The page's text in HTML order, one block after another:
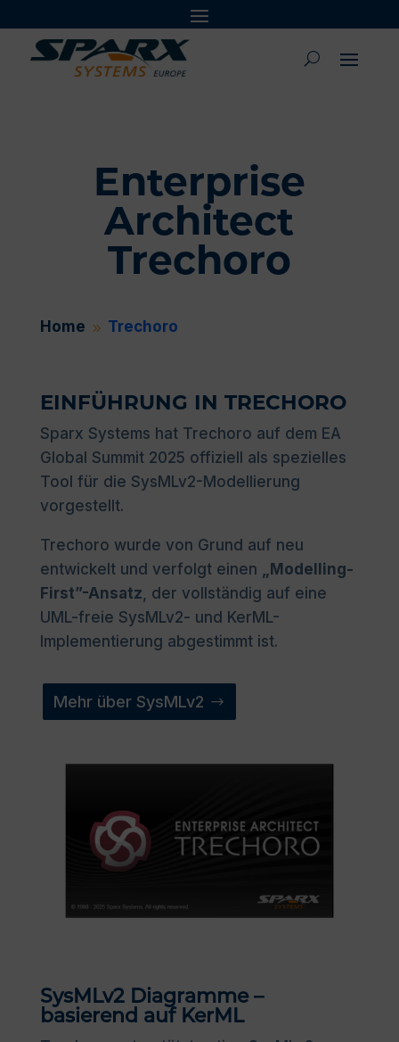
Enterprise
Architect
Trechoro
Home 9 Trechoro
EINFÜHRUNG IN TRECHORO
Sparx Systems hat Trechoro auf dem EA
Global Summit 2025 offiziell als spezielles
Tool für die SysMLv2-Modellierung
vorgestellt.
Trechoro wurde von Grund auf neu
entwickelt und verfolgt einen „Modelling-
First”-Ansatz, der vollständig auf eine
UML-freie SysMLv2- und KerML-
Implementierung abgestimmt ist.
Mehr über SysMLv2
SysMLv2 Diagramme –
basierend auf KerML